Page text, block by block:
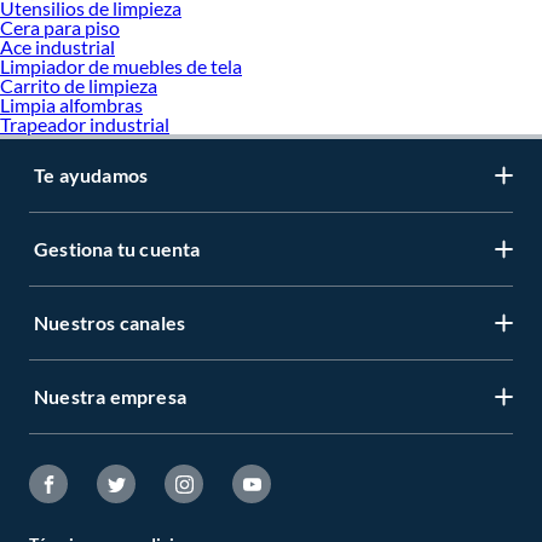
Limpiador Baño
Limpiador Cocina
Limpiador Multiuso
Limpia vidrios
Otros Limpiadores
Alcohol isopropilico
Utensilios de limpieza
Cera para piso
Ace industrial
Limpiador de muebles de tela
Carrito de limpieza
Limpia alfombras
Trapeador industrial
Te ayudamos
Gestiona tu cuenta
Nuestros canales
Nuestra empresa